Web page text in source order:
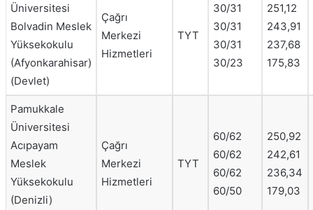
Üniversitesi
Bolvadin Meslek
Yüksekokulu
(Afyonkarahisar)
(Devlet)
Çağrı
Merkezi
Hizmetleri
TYT
30/31
30/31
30/31
30/23
251,12
243,91
237,68
175,83
Pamukkale
Üniversitesi
Acıpayam
Meslek
Yüksekokulu
(Denizli)
Çağrı
Merkezi
Hizmetleri
TYT
60/62
60/62
60/62
60/50
250,92
242,61
236,34
179,03